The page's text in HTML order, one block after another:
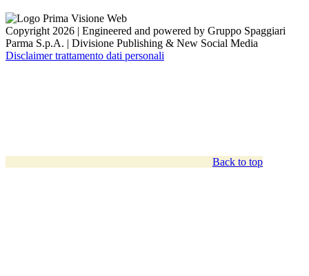
Copyright 2026 | Engineered and powered by Gruppo Spaggiari
Parma S.p.A. | Divisione Publishing & New Social Media
Disclaimer trattamento dati personali
Back to top